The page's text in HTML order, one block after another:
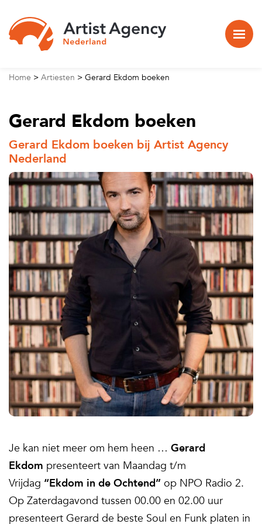
Home > Artiesten > Gerard Ekdom boeken
Gerard Ekdom boeken
Gerard Ekdom boeken bij Artist Agency
Nederland
Je kan niet meer om hem heen … Gerard
Ekdom presenteert van Maandag t/m
Vrijdag “Ekdom in de Ochtend” op NPO Radio 2.
Op Zaterdagavond tussen 00.00 en 02.00 uur
presenteert Gerard de beste Soul en Funk platen in